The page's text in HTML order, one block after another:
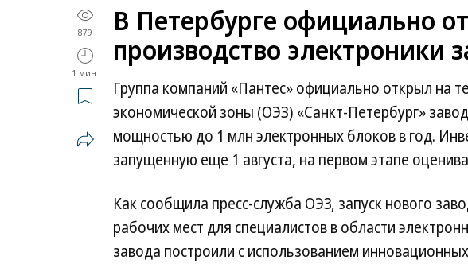
879
1 мин.
В Петербурге официально
производство электроники
Группа компаний «Пантес» официально открыл на
экономической зоны (ОЭЗ) «Санкт-Петербург»
мощностью до 1 млн электронных блоков в год.
запущенную еще 1 августа, на первом этапе
Как сообщила пресс-служба ОЭЗ, запуск нового
рабочих мест для специалистов в области
завода построили с использованием